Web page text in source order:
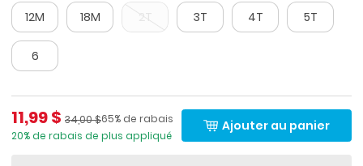
12M 18M 3T 4T 5T
6
Prix de solde
11,99 $ Pourcentage de rabais
65% de rabais
Prix ​​de détail suggéré par le fabricant
34,00 $
20% de rabais de plus appliqué
Ajouter au panier